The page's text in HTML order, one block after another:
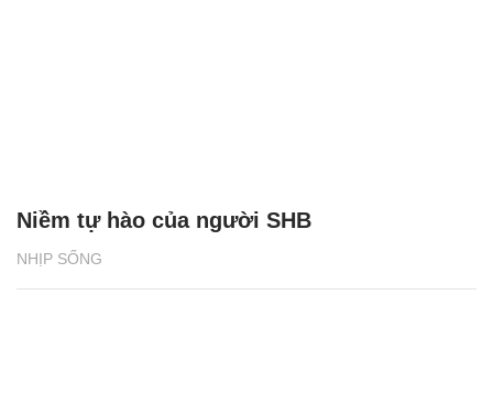
NHỊP SỐNG
Niềm tự hào của người SHB